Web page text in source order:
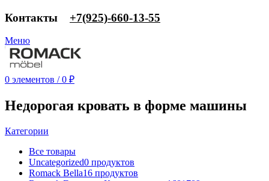
Контакты ‎+7(925)-660-13-55
Меню
0 элементов / 0 ₽
Недорогая кровать в форме машины
Категории
Все товары
Uncategorized0 продуктов
Romack Bella16 продуктов